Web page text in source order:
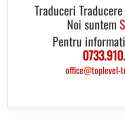
Traduceri
Noi suntem
Pentru
office@toplevel-